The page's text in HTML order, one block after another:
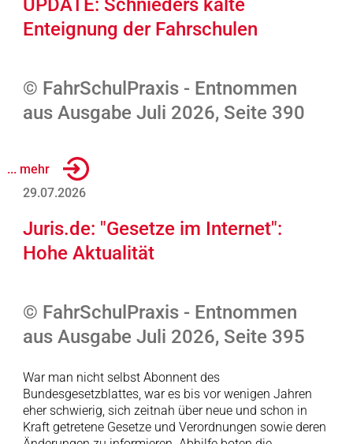
UPDATE: Schnieders kalte
Enteignung der Fahrschulen
© FahrSchulPraxis - Entnommen
aus Ausgabe Juli 2026, Seite 390
... mehr
29.07.2026
Juris.de: "Gesetze im Internet":
Hohe Aktualität
© FahrSchulPraxis - Entnommen
aus Ausgabe Juli 2026, Seite 395
War man nicht selbst Abonnent des
Bundesgesetzblattes, war es bis vor wenigen Jahren
eher schwierig, sich zeitnah über neue und schon in
Kraft getretene Gesetze und Verordnungen sowie deren